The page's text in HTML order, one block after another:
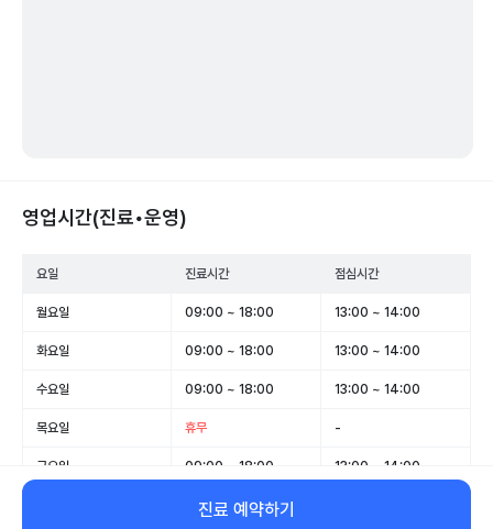
영업시간(진료•운영)
요일 진료시간 점심시간
월요일 09:00 ~ 18:00 13:00 ~ 14:00
화요일 09:00 ~ 18:00 13:00 ~ 14:00
수요일 09:00 ~ 18:00 13:00 ~ 14:00
목요일 휴무 -
금요일 09:00 ~ 18:00 13:00 ~ 14:00
09:00 ~ 14:00
진료 예약하기